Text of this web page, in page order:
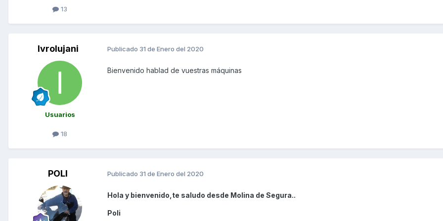
13
Ivrolujani
Usuarios
18
Publicado 31 de Enero del 2020
Bienvenido hablad de vuestras máquinas
POLI Publicado 31 de Enero del 2020
Hola y bienvenido,te saludo desde Molina de Segura..
Poli